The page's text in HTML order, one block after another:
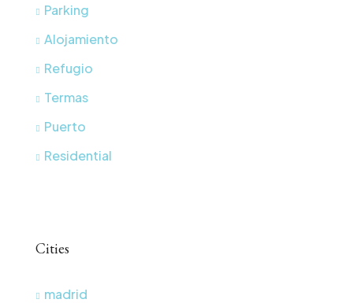
Parking
Alojamiento
Refugio
Termas
Puerto
Residential
Cities
madrid